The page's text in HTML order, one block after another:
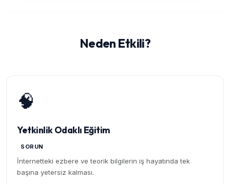
Neden Etkili?
🧠
Yetkinlik Odaklı Eğitim
SORUN
İnternetteki ezbere ve teorik bilgilerin iş hayatında tek
başına yetersiz kalması.